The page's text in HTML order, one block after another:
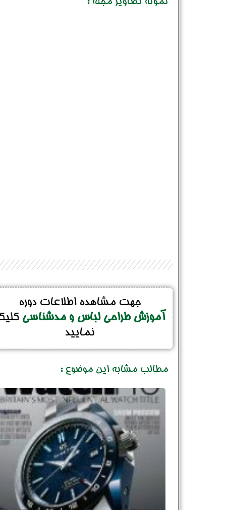
جهت مشاهده اطلاعات دوره
آموزش طراحی لباس و مدشناسی
نمایید
مطالب مشابه این موضوع :